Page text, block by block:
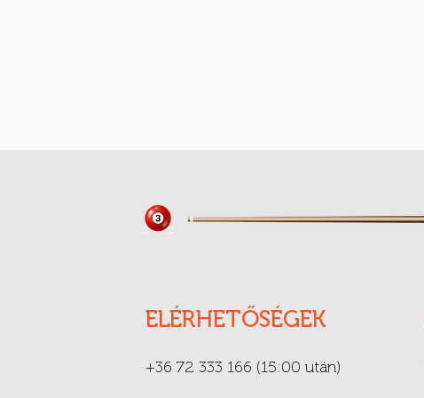
ELÉRHETŐSÉGEK
+36 72 333 166 (15:00 után)